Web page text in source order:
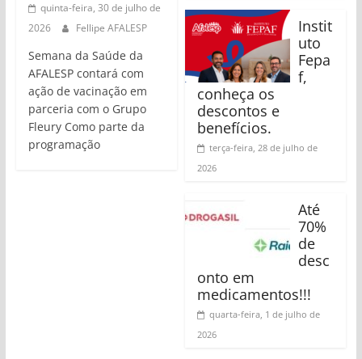
quinta-feira, 30 de julho de
2026
Fellipe AFALESP
Semana da Saúde da
AFALESP contará com
ação de vacinação em
parceria com o Grupo
Fleury Como parte da
programação
Instit
uto
Fepa
f,
conheça os
descontos e
benefícios.
terça-feira, 28 de julho de
2026
Até
70%
de
desc
onto em
medicamentos!!!
quarta-feira, 1 de julho de
2026